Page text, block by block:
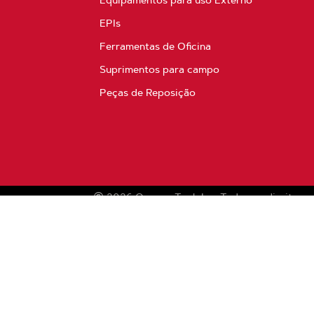
EPIs
Ferramentas de Oficina
Suprimentos para campo
Peças de Reposição
2026 Oregon Tool, Inc. Todos os direitos